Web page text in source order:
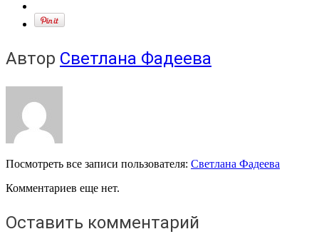
Автор Светлана Фадеева
Посмотреть все записи пользователя: Светлана Фадеева
Комментариев еще нет.
Оставить комментарий